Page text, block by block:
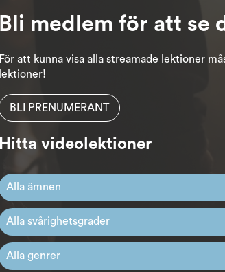
Bli medlem för att se
För att kunna visa alla streamade lektioner
lektioner!
BLI PRENUMERANT
Hitta videolektioner